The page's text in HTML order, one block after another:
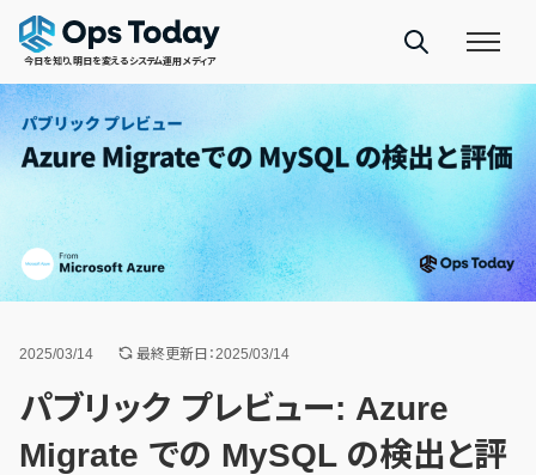
今日を知り、明日を変えるシステム運用メディア
2025/03/14 最終更新日：2025/03/14
パブリック プレビュー: Azure
Migrate での MySQL の検出と評